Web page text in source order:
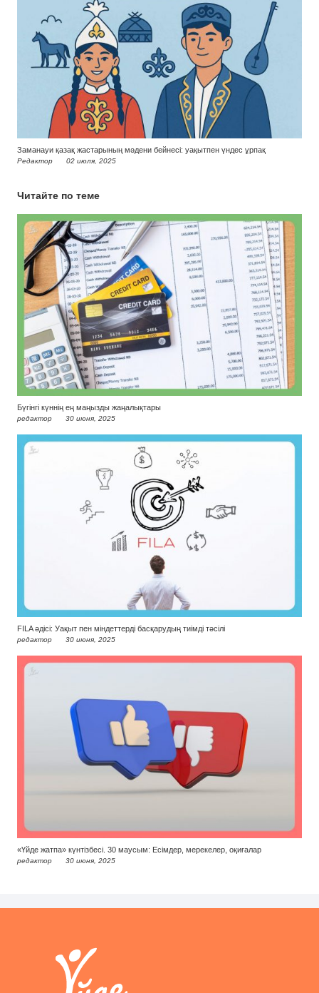
Заманауи қазақ жастарының мәдени бейнесі: уақытпен үндес ұрпақ
Редактор 02 июля, 2025
Читайте по теме
Бүгінгі күннің ең маңызды жаңалықтары
редактор 30 июня, 2025
FILA әдісі: Уақыт пен міндеттерді басқарудың тиімді тәсілі
редактор 30 июня, 2025
«Үйде жатпа» күнтізбесі. 30 маусым: Есімдер, мерекелер, оқиғалар
редактор 30 июня, 2025